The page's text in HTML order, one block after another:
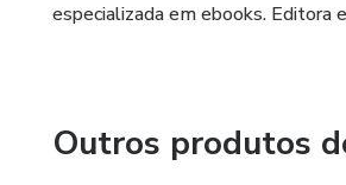
especializada em ebooks. Editora
Outros produtos